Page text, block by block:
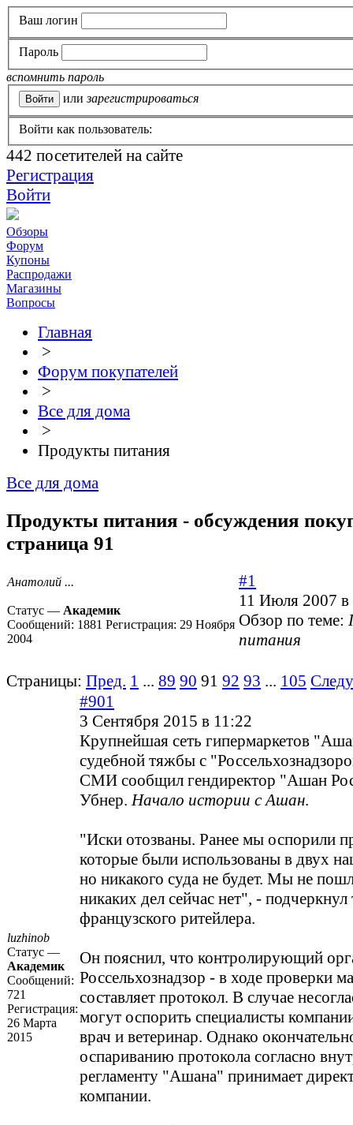
Ваш логин
Пароль
вспомнить пароль
или зарегистрироваться
Войти как пользователь:
442 посетителей на сайте
Регистрация
Войти
Обзоры
Форум
Купоны
Распродажи
Магазины
Вопросы
Главная
>
Форум покупателей
>
Все для дома
>
Продукты питания
Все для дома
Продукты питания - обсуждения
страница 91
Анатолий ...
Статус — Академик
Сообщений: 1881 Регистрация: 29 Ноября
2004
#1
11 Июля 2007
Обзор по теме:
питания
Страницы: Пред. 1 ... 89 90 91 92 93 ... 105
luzhinob
Статус —
Академик
Сообщений:
721
Регистрация:
26 Марта
2015
#901
3 Сентября 2015 в 11:22
Крупнейшая сеть гипермаркетов
судебной тяжбы с
СМИ сообщил гендиректор "Ашан
Убнер.Начало истории с Ашан.
"Иски отозваны. Ранее мы оспорили
которые были использованы в двух
но никакого суда не будет. Мы не
никаких дел сейчас нет", -
французского ритейлера.
Он пояснил, что контролирующий
Россельхознадзор - в ходе проверки
составляет протокол. В случае
могут оспорить специалисты
врач и ветеринар. Однако
оспариванию протокола согласно
регламенту "Ашана" принимает
компании.